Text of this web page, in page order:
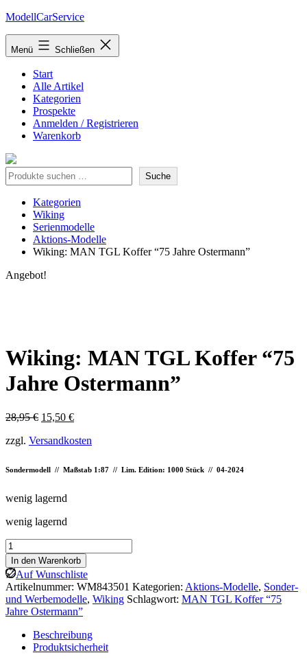
Zum
springen
ModellCarService
Menü Schließen
Start
Alle Artikel
Kategorien
Prospekte
Anmelden / Registrieren
Warenkorb
Suche Suche
Kategorien
Wiking
Serienmodelle
Aktions-Modelle
Wiking: MAN TGL Koffer “75 Jahre Ostermann”
Angebot!
Wiking: MAN TGL Koffer “75
Jahre Ostermann”
28,95€ Ursprünglicher
war:
15,50 €Aktueller
ist:
zzgl. Versandkosten
Sondermodell // Maßstab 1:87 // Lim. Edition: 1000 Stück // 04-2024
wenig lagernd
wenig lagernd
Wiking:
MAN
TGL
Koffer
“75
Jahre
Ostermann”
Menge
In den Warenkorb
Auf Wunschliste
Artikelnummer: WM843501 Kategorien: Aktions-Modelle, Sonder-
und Werbemodelle, Wiking Schlagwort: MAN TGL Koffer “75
Jahre Ostermann”
Beschreibung
Produktsicherheit